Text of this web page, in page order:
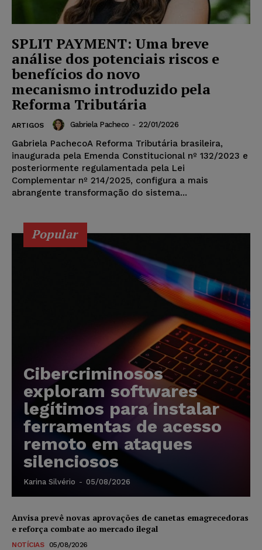
SPLIT PAYMENT: Uma breve
análise dos potenciais riscos e
benefícios do novo
mecanismo introduzido pela
Reforma Tributária
ARTIGOS Gabriela Pacheco - 22/01/2026
Gabriela PachecoA Reforma Tributária brasileira,
inaugurada pela Emenda Constitucional nº 132/2023 e
posteriormente regulamentada pela Lei
Complementar nº 214/2025, configura a mais
abrangente transformação do sistema...
Popular
Cibercriminosos
exploram softwares
legítimos para instalar
ferramentas de acesso
remoto em ataques
silenciosos
Karina Silvério - 05/08/2026
Anvisa prevê novas aprovações de canetas emagrecedoras
e reforça combate ao mercado ilegal
NOTÍCIAS 05/08/2026